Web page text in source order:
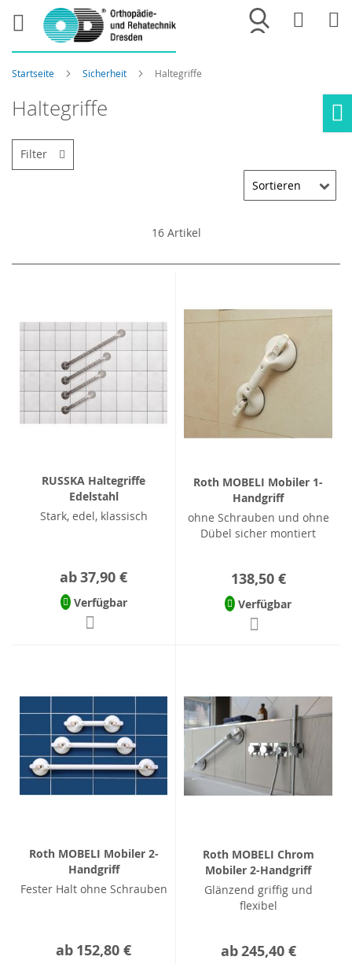
Merkliste
Startseite Sicherheit Haltegriffe
Haltegriffe
16Artikel
RUSSKA Haltegriffe
Edelstahl
Stark, edel, klassisch
ab37,90 €
Verfügbar
Roth MOBELI Mobiler 1-
Handgriff
ohne Schrauben und ohne
Dübel sicher montiert
138,50 €
Verfügbar
Roth MOBELI Mobiler 2-
Handgriff
Fester Halt ohne Schrauben
ab 152,80 €
Roth MOBELI Chrom
Mobiler 2-Handgriff
Glänzend griffig und
flexibel
ab245,40 €
Filter